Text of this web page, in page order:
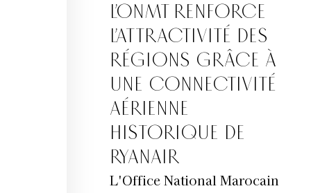
L’ONMT RENFORCE
L’ATTRACTIVITÉ DES
RÉGIONS GRÂCE À
UNE CONNECTIVITÉ
AÉRIENNE
HISTORIQUE DE
RYANAIR
L'Office National Marocain